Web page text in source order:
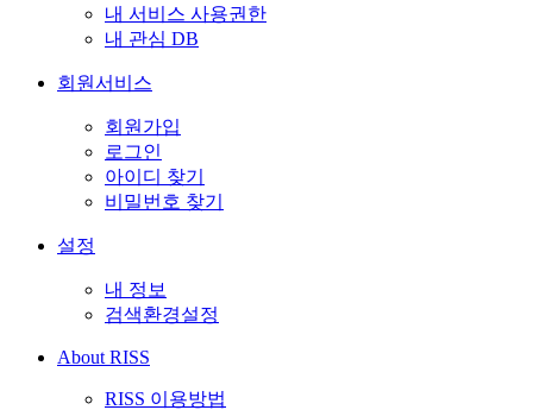
내 서비스 사용권한
내 관심 DB
회원서비스
회원가입
로그인
아이디 찾기
비밀번호 찾기
설정
내 정보
검색환경설정
About RISS
RISS 이용방법